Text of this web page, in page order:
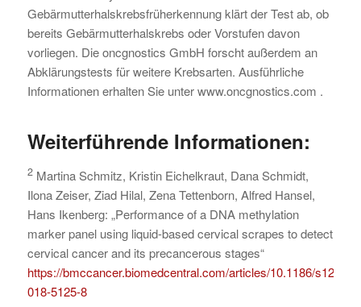
Gebärmutterhalskrebsfrüherkennung klärt der Test ab, ob
bereits Gebärmutterhalskrebs oder Vorstufen davon
vorliegen. Die oncgnostics GmbH forscht außerdem an
Abklärungstests für weitere Krebsarten. Ausführliche
Informationen erhalten Sie unter www.oncgnostics.com .
Weiterführende Informationen:
2Martina Schmitz, Kristin Eichelkraut, Dana Schmidt,
Ilona Zeiser, Ziad Hilal, Zena Tettenborn, Alfred Hansel,
Hans Ikenberg: „Performance of a DNA methylation
marker panel using liquid-based cervical scrapes to detect
cervical cancer and its precancerous stages“
https://bmccancer.biomedcentral.com/articles/10.1186/s12885-
018-5125-8